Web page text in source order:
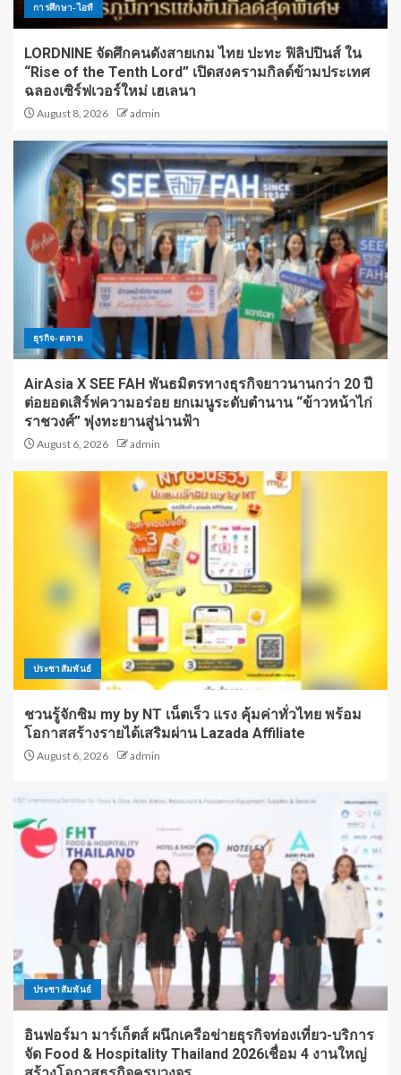
การศึกษา-ไอที
LORDNINE จัดศึกคนดังสายเกม ไทย ปะทะ ฟิลิปปินส์ ใน
“Rise of the Tenth Lord” เปิดสงครามกิลด์ข้ามประเทศ
ฉลองเซิร์ฟเวอร์ใหม่ เฮเลนา
August 8, 2026 admin
ธุรกิจ-ตลาด
AirAsia X SEE FAH พันธมิตรทางธุรกิจยาวนานกว่า 20 ปี
ต่อยอดเสิร์ฟความอร่อย ยกเมนูระดับตำนาน “ข้าวหน้าไก่
ราชวงศ์” พุ่งทะยานสู่น่านฟ้า
August 6, 2026 admin
ประชาสัมพันธ์
ชวนรู้จักซิม my by NT เน็ตเร็ว แรง คุ้มค่าทั่วไทย พร้อม
โอกาสสร้างรายได้เสริมผ่าน Lazada Affiliate
August 6, 2026 admin
ประชาสัมพันธ์
อินฟอร์มา มาร์เก็ตส์ ผนึกเครือข่ายธุรกิจท่องเที่ยว-บริการ
จัด Food & Hospitality Thailand 2026เชื่อม 4 งานใหญ่